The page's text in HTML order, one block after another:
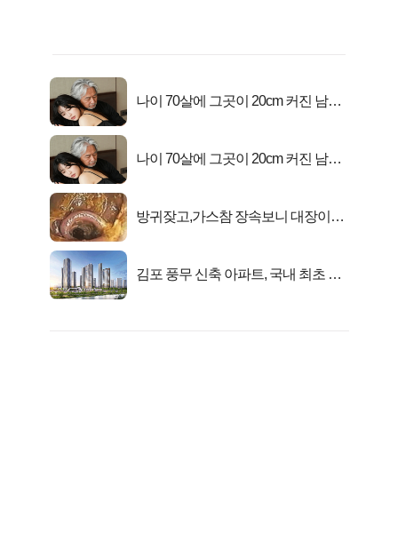
나이 70살에 그곳이 20cm 커진 남자..
나이 70살에 그곳이 20cm 커진 남자..
방귀잦고,가스참 장속보니 대장이아
김포 풍무 신축 아파트, 국내 최초 반